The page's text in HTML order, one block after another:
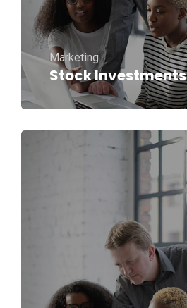
Stock Investments
Marketing